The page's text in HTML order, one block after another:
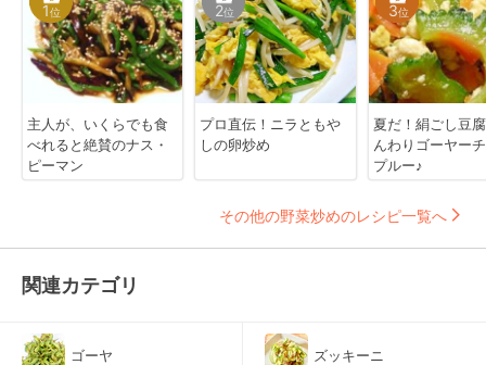
1位
主人が、いくらでも食
べれると絶賛のナス・
ピーマン
2位
プロ直伝！ニラともや
しの卵炒め
3位
夏だ！絹ごし豆
んわりゴーヤー
プルー♪
その他の野菜炒めのレシピ一覧へ
関連カテゴリ
ゴーヤ ズッキーニ